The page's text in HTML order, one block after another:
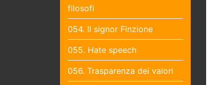
filosofi
054. Il signor Finzione
055. Hate speech
056. Trasparenza dei valori